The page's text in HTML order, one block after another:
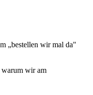
„bestellen wir mal da"
warum wir am